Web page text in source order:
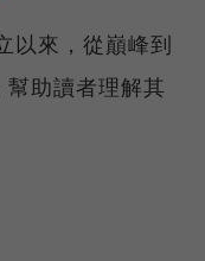
以來，從巔峰到
助讀者理解其